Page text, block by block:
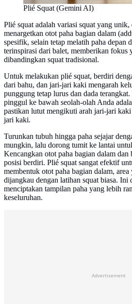
Plié Squat (Gemini AI)
Plié squat adalah variasi squat yang
menargetkan otot paha bagian dalam
spesifik, selain tetap melatih paha depan
terinspirasi dari balet, memberikan fokus
dibandingkan squat tradisional.
Untuk melakukan plié squat, berdiri
dari bahu, dan jari-jari kaki mengarah
punggung tetap lurus dan dada
pinggul ke bawah seolah-olah Anda
pastikan lutut mengikuti arah jari-jari
jari kaki.
Turunkan tubuh hingga paha sejajar
mungkin, lalu dorong tumit ke lantai
Kencangkan otot paha bagian dalam dan
posisi berdiri. Plié squat sangat efektif
membentuk otot paha bagian dalam,
dijangkau dengan latihan squat biasa. Ini
menciptakan tampilan paha yang lebih
keseluruhan.
Advertisement